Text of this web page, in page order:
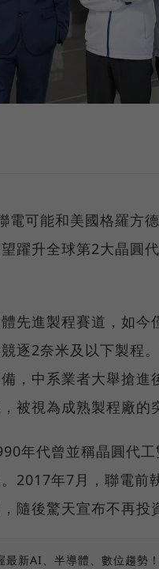
電可能和美國格羅
躍升全球第2大晶圓
先進製程賽道，如
逐2奈米及以下製程
，中系業者大舉搶
被視為成熟製程廠的
年代曾並稱晶圓代
2017年7月，聯電前
隨後驚天宣布不再投
最新AI、半導體、數位趨勢